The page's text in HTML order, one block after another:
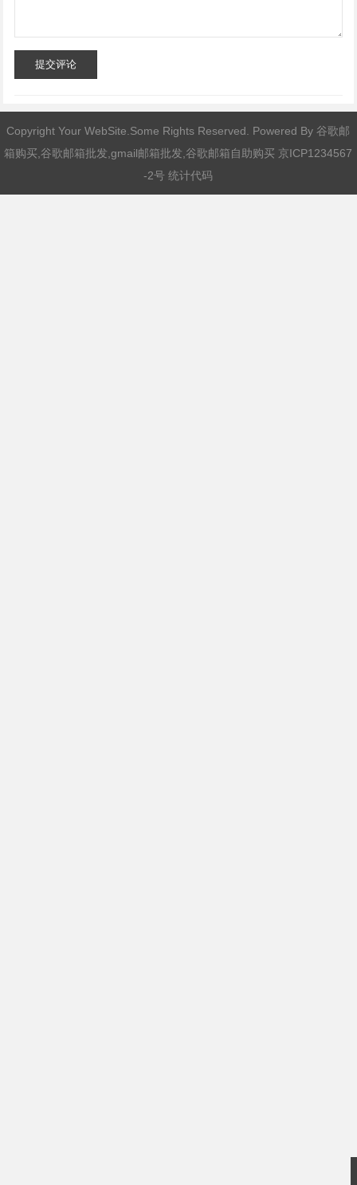
提交评论
Copyright Your WebSite.Some Rights Reserved. Powered By谷歌邮
箱购买,谷歌邮箱批发,gmail邮箱批发,谷歌邮箱自助购买 京ICP1234567
-2号 统计代码